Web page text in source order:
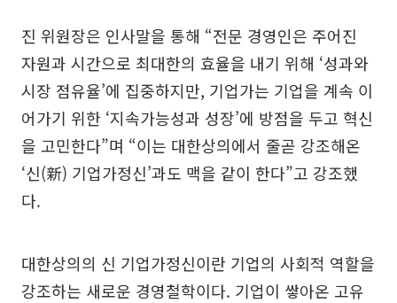
진 위원장은 인사말을 통해 “전문 경영인은 주어진
자원과 시간으로 최대한의 효율을 내기 위해 ‘성과와
시장 점유율’에 집중하지만, 기업가는 기업을 계속 이
어가기 위한 ‘지속가능성과 성장’에 방점을 두고 혁신
을 고민한다”며 “이는 대한상의에서 줄곧 강조해온
‘신(新) 기업가정신’과도 맥을 같이 한다”고 강조했
다.
대한상의의 신 기업가정신이란 기업의 사회적 역할을
강조하는 새로운 경영철학이다. 기업이 쌓아온 고유